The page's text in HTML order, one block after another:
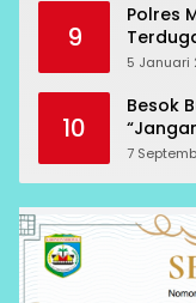
9
Polres
RCP
5 Januari
10
Besok
7